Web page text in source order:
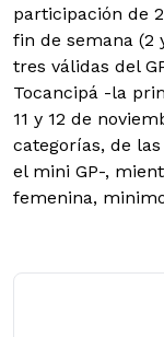
participación de
fin de semana (2
tres válidas del
Tocancipá -la
11 y 12 de
categorías, de
el mini GP-,
femenina,